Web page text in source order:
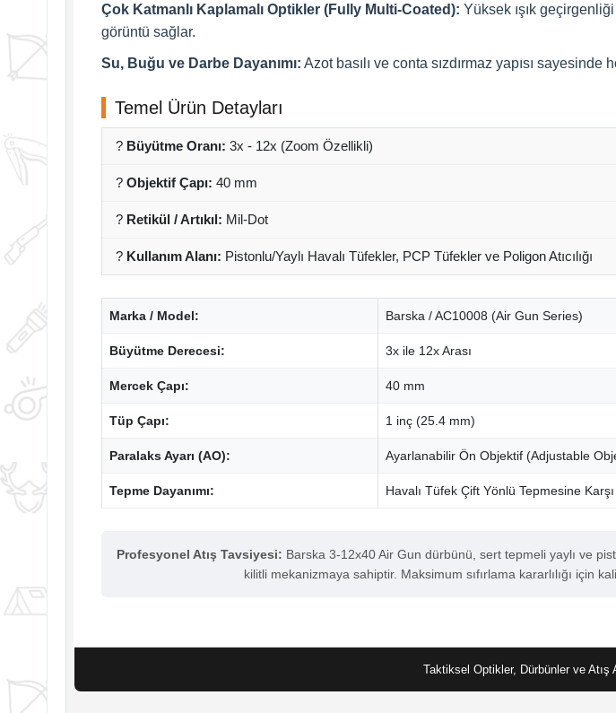
Çok Katmanlı Kaplamalı Optikler (Fully Multi-Coated): Yüksek ışık
görüntü sağlar.
Su, Buğu ve Darbe Dayanımı: Azot basılı ve conta sızdırmaz yapısı
Temel Ürün Detayları
? Büyütme Oranı: 3x - 12x (Zoom Özellikli)
? Objektif Çapı: 40 mm
? Retikül / Artıkıl: Mil-Dot
? Kullanım Alanı: Pistonlu/Yaylı Havalı Tüfekler, PCP Tüfekler ve Poligon Atıcılığı
Marka / Model: Barska / AC10008 (Air Gun Series)
Büyütme Derecesi: 3x ile 12x Arası
Mercek Çapı: 40 mm
Tüp Çapı: 1 inç (25.4 mm)
Paralaks Ayarı (AO): Ayarlanabilir Ön Objektif (Adjustable
Tepme Dayanımı: Havalı Tüfek Çift Yönlü Tepmesine
Profesyonel Atış Tavsiyesi: Barska 3-12x40 Air Gun dürbünü, sert tepmeli yaylı ve
kilitli mekanizmaya sahiptir. Maksimum sıfırlama kararlılığı için
Taktiksel Optikler, Dürbünler ve Atış